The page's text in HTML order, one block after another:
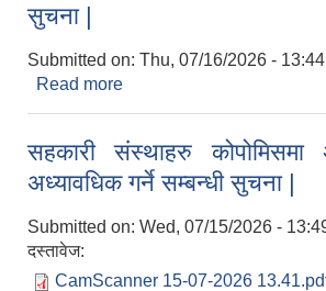
सुचना |
Submitted on: Thu, 07/16/2026 - 13:44
Read more
सहकारी संस्थाहरु कोपोमिसमा
अध्यावधिक गर्ने सम्बन्धी सुचना |
Submitted on: Wed, 07/15/2026 -
दस्तावेज:
CamScanner 15-07-2026